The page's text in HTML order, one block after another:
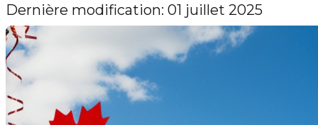
Dernière modification: 01 juillet 2025